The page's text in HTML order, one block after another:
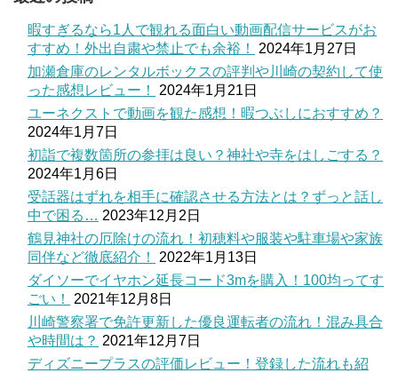
暇すぎるなら1人で観れる面白い動画配信サービスがお
すすめ！外出自粛や禁止でも余裕！
2024年1月27日
加瀬倉庫のレンタルボックスの評判や川崎の契約して使
った感想レビュー！
2024年1月21日
ユーネクストで動画を観た感想！暇つぶしにおすすめ？
2024年1月7日
初詣で複数箇所の参拝は良い？神社や寺をはしごする？
2024年1月6日
受話器はずれを相手に確認させる方法とは？ずっと話し
中で困る… 2023年12月2日
鶴見神社の厄除けの流れ！初穂料や服装や駐車場や家族
同伴など徹底紹介！
2022年1月13日
ダイソーでイヤホン延長コード3mを購入！100均ってす
ごい！
2021年12月8日
川崎警察署で免許更新した優良運転者の流れ！混み具合
や時間は？ 2021年12月7日
ディズニープラスの評価レビュー！登録した流れも紹